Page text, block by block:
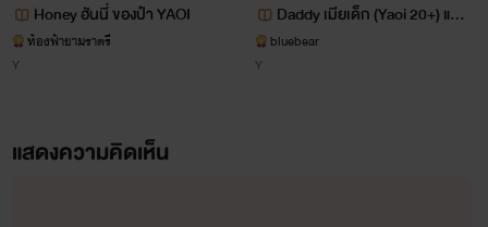
ผลงานของไรท์ที่ผ่านมาและปัจจุบัน
2. แผนมัดใจนายคู่หมั้นสุดหล่อ Nc+++ (จบแล้ว)
๋Honey ฮันนี่ ของป๋า YAOI
ท้องฟ้ายามราตรี
Y
Daddy เมียเด็ก (Yaoi 20+) แนว
มาเฟีย (มี Ebook)
bluebear
Y
แสดงความคิดเห็น